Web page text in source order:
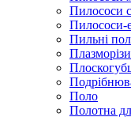
Пилососи
Пилососи-
Пильні
Плазморізи
Поло
Полотна